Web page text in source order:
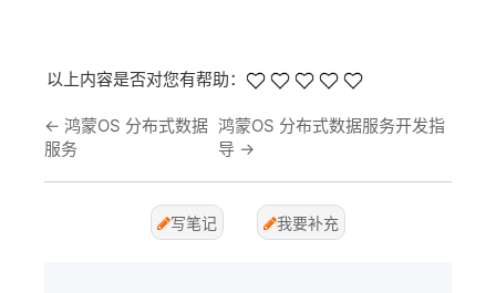
以上内容是否对您有帮助：
← 鸿蒙OS 分布式数据
服务
鸿蒙OS 分布式数据服务开发指
导 →
写笔记 我要补充